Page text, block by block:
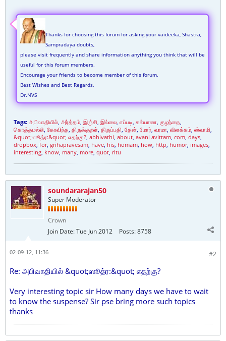
Thanks for choosing this forum for asking your vaideeka, Shastra,
Sampradaya doubts,
please visit frequently and share information anything you think that will be
useful for this forum members.
Encourage your friends to become member of this forum.
Best Wishes and Best Regards,
Dr.NVS
Tags: அபிவாதியில், அர்த்தம், இஞ்சி, இல்லை, எப்படி, கல்யாண, குழந்தை,
கொத்தமல்லி, கோவிந்த, திருக்குறள், திருப்பதி, தேன், மோர், வரமா, விளக்கம், ஸ்வாமி,
&quot;ஸூத்ர:&quot; எதற்கு?, abhivathi, about, avani avittam, com, days,
dropbox, for, grihapravesam, have, his, homam, how, http, humor, images,
interesting, know, many, more, quot, ritu
soundararajan50
Super Moderator
Crown
Join Date:Tue Jun 2012 Posts:8758
#2
02-09-12, 11:36
Re: அபிவாதியில் &quot;ஸூத்ர:&quot; எதற்கு?
Very interesting topic sir How many days we have to wait
to know the suspense? Sir pse bring more such topics
thanks